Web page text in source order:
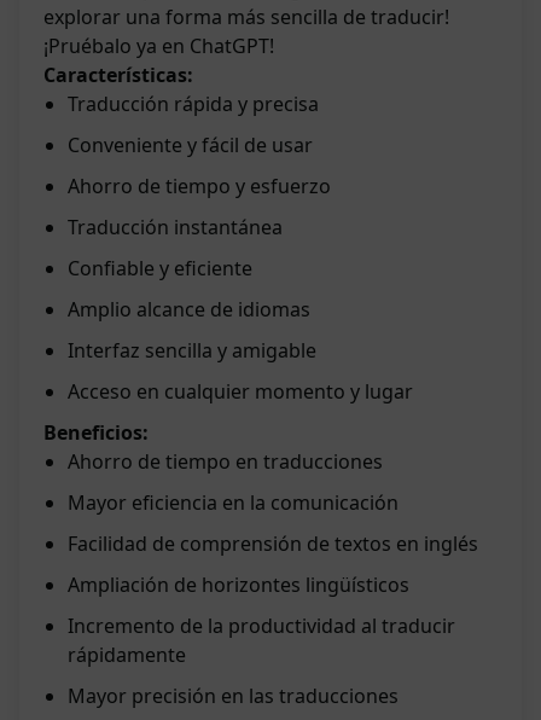
explorar una forma más sencilla de traducir!
¡Pruébalo ya en ChatGPT!
Características:
Traducción rápida y precisa
Conveniente y fácil de usar
Ahorro de tiempo y esfuerzo
Traducción instantánea
Confiable y eficiente
Amplio alcance de idiomas
Interfaz sencilla y amigable
Acceso en cualquier momento y lugar
Beneficios:
Ahorro de tiempo en traducciones
Mayor eficiencia en la comunicación
Facilidad de comprensión de textos en inglés
Ampliación de horizontes lingüísticos
Incremento de la productividad al traducir
rápidamente
Mayor precisión en las traducciones